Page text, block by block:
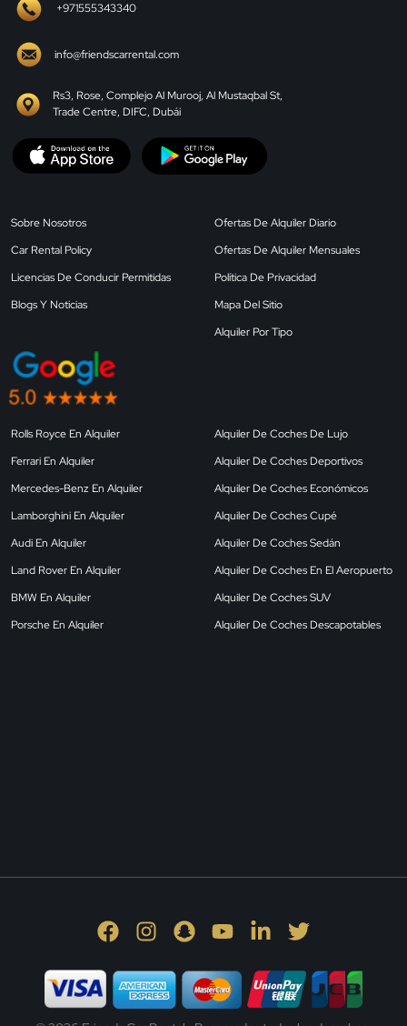
+971555343340
info@friendscarrental.com
Rs3, Rose, Complejo Al Murooj, Al Mustaqbal St,
Trade Centre, DIFC, Dubái
Sobre Nosotros
Car Rental Policy
Licencias De Conducir Permitidas
Blogs Y Noticias
Ofertas De Alquiler Diario
Ofertas De Alquiler Mensuales
Política De Privacidad
Mapa Del Sitio
Alquiler Por Tipo
Rolls Royce En Alquiler
Ferrari En Alquiler
Mercedes-Benz En Alquiler
Lamborghini En Alquiler
Audi En Alquiler
Land Rover En Alquiler
BMW En Alquiler
Porsche En Alquiler
Alquiler De Coches De Lujo
Alquiler De Coches Deportivos
Alquiler De Coches Económicos
Alquiler De Coches Cupé
Alquiler De Coches Sedán
Alquiler De Coches En El Aeropuerto
Alquiler De Coches SUV
Alquiler De Coches Descapotables